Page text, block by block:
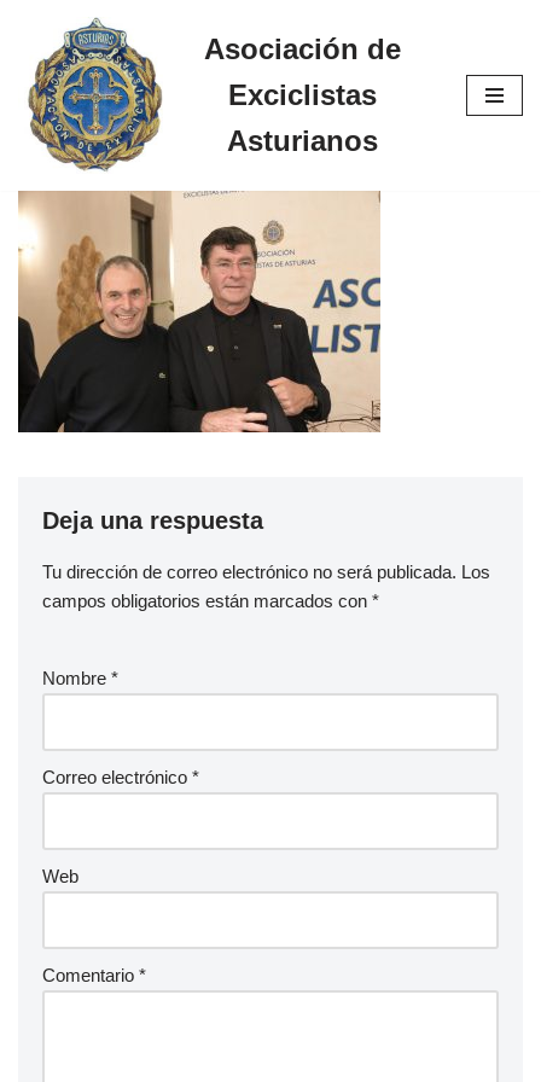
Saltar
al
contenido
Asociación de
Exciclistas
Asturianos
Deja una respuesta
Tu dirección de correo electrónico no será publicada. Los
campos obligatorios están marcados con *
Nombre *
Correo electrónico *
Web
Comentario *